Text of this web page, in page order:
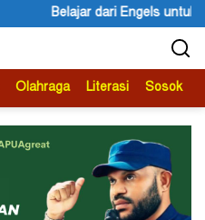
Peace Literacy Papua
Olahraga Literasi Sosok